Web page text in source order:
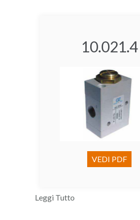
10.021.4
VEDI PDF
Leggi Tutto